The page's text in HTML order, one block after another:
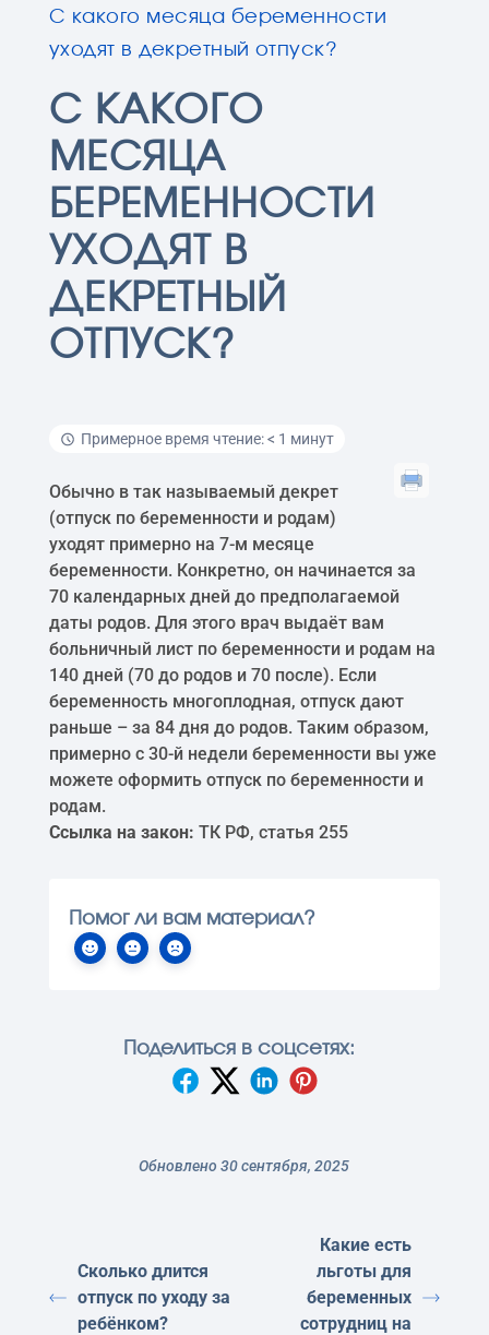
С какого месяца беременности
уходят в декретный отпуск?
С КАКОГО
МЕСЯЦА
БЕРЕМЕННОСТИ
УХОДЯТ В
ДЕКРЕТНЫЙ
ОТПУСК?
Примерное время чтение: < 1 минут
Обычно в так называемый декрет
(отпуск по беременности и родам)
уходят примерно на 7-м месяце
беременности. Конкретно, он начинается за
70 календарных дней до предполагаемой
даты родов. Для этого врач выдаёт вам
больничный лист по беременности и родам на
140 дней (70 до родов и 70 после). Если
беременность многоплодная, отпуск дают
раньше – за 84 дня до родов. Таким образом,
примерно с 30-й недели беременности вы уже
можете оформить отпуск по беременности и
родам.
Ссылка на закон: ТК РФ, статья 255
Помог ли вам материал?
Поделиться в соцсетях:
Обновлено 30 сентября, 2025
Сколько длится
отпуск по уходу за
ребёнком?
Какие есть
льготы для
беременных
сотрудниц на